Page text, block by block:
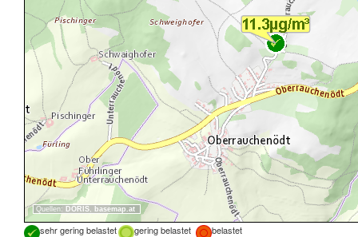
Quellen: DORIS, basemap.at
sehr gering belastet gering belastet
belastet